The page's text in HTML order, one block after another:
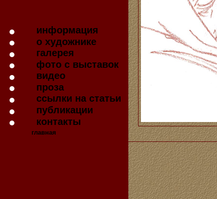
информация
о художнике
галерея
фото с выставок
видео
проза
ссылки на статьи
публикации
контакты
главная